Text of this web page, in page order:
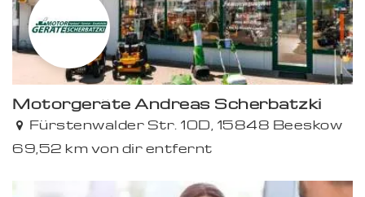
Motorgeräte Andreas Scherbatzki
Fürstenwalder Str. 10D, 15848 Beeskow
69,52 km von dir entfernt